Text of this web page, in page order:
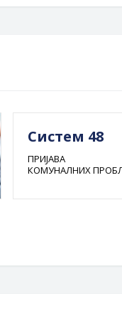
Систем 48
ПРИЈАВА
КОМУНАЛНИХ